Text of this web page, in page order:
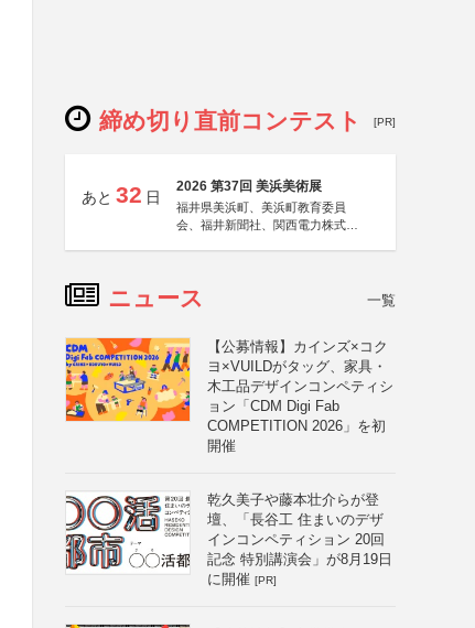
締め切り直前コンテスト [PR]
あと 32 日
2026 第37回 美浜美術展
福井県美浜町、美浜町教育委員
会、福井新聞社、関西電力株式会
ニュース 一覧
【公募情報】カインズ×コク
ヨ×VUILDがタッグ、家具・
木工品デザインコンペティシ
ョン「CDM Digi Fab
COMPETITION 2026」を初
開催
乾久美子や藤本壮介らが登
壇、「長谷工 住まいのデザ
インコンペティション 20回
記念 特別講演会」が8月19日
に開催 [PR]